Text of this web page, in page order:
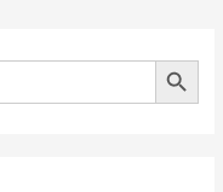
BOTÓN DE